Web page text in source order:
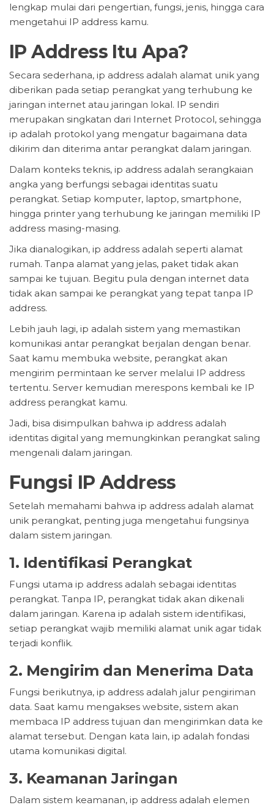
lengkap mulai dari pengertian, fungsi, jenis, hingga cara
mengetahui IP address kamu.
IP Address Itu Apa?
Secara sederhana, ip address adalah alamat unik yang
diberikan pada setiap perangkat yang terhubung ke
jaringan internet atau jaringan lokal. IP sendiri
merupakan singkatan dari Internet Protocol, sehingga
ip adalah protokol yang mengatur bagaimana data
dikirim dan diterima antar perangkat dalam jaringan.
Dalam konteks teknis, ip address adalah serangkaian
angka yang berfungsi sebagai identitas suatu
perangkat. Setiap komputer, laptop, smartphone,
hingga printer yang terhubung ke jaringan memiliki IP
address masing-masing.
Jika dianalogikan, ip address adalah seperti alamat
rumah. Tanpa alamat yang jelas, paket tidak akan
sampai ke tujuan. Begitu pula dengan internet data
tidak akan sampai ke perangkat yang tepat tanpa IP
address.
Lebih jauh lagi, ip adalah sistem yang memastikan
komunikasi antar perangkat berjalan dengan benar.
Saat kamu membuka website, perangkat akan
mengirim permintaan ke server melalui IP address
tertentu. Server kemudian merespons kembali ke IP
address perangkat kamu.
Jadi, bisa disimpulkan bahwa ip address adalah
identitas digital yang memungkinkan perangkat saling
mengenali dalam jaringan.
Fungsi IP Address
Setelah memahami bahwa ip address adalah alamat
unik perangkat, penting juga mengetahui fungsinya
dalam sistem jaringan.
1. Identifikasi Perangkat
Fungsi utama ip address adalah sebagai identitas
perangkat. Tanpa IP, perangkat tidak akan dikenali
dalam jaringan. Karena ip adalah sistem identifikasi,
setiap perangkat wajib memiliki alamat unik agar tidak
terjadi konflik.
2. Mengirim dan Menerima Data
Fungsi berikutnya, ip address adalah jalur pengiriman
data. Saat kamu mengakses website, sistem akan
membaca IP address tujuan dan mengirimkan data ke
alamat tersebut. Dengan kata lain, ip adalah fondasi
utama komunikasi digital.
3. Keamanan Jaringan
Dalam sistem keamanan, ip address adalah elemen